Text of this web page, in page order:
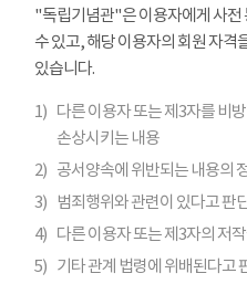
"독립기념관"은 이용자에게 사전
수 있고, 해당 이용자의 회원 자격
있습니다.
1) 다른 이용자 또는 제3자를 비
손상시키는 내용
2) 공서양속에 위반되는 내용의
3)
범죄행위와 관련이 있다고 판
4) 다른 이용자 또는 제3자의 저
5) 기타 관계 법령에 위배된다고